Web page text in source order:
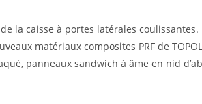
caisse à portes latérales
matériaux composites PRF de
panneaux sandwich à âme en nid